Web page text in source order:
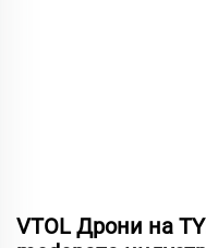
VTOL Дрони на